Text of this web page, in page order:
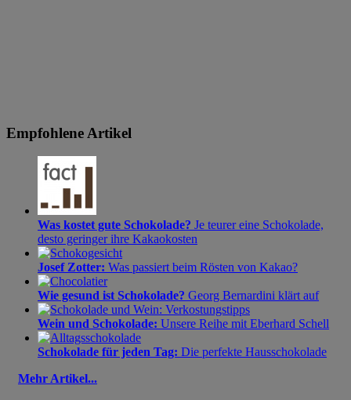
Empfohlene Artikel
Was kostet gute Schokolade? Je teurer eine Schokolade,
desto geringer ihre Kakaokosten
Josef Zotter: Was passiert beim Rösten von Kakao?
Wie gesund ist Schokolade? Georg Bernardini klärt auf
Wein und Schokolade: Unsere Reihe mit Eberhard Schell
Schokolade für jeden Tag: Die perfekte Hausschokolade
Mehr Artikel...